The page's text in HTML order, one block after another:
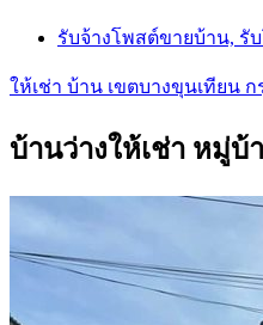
รับจ้างโพสต์ขายบ้าน, รั
ให้เช่า บ้าน เขตบางขุนเทียน ก
บ้านว่างให้เช่า หมู่บ้